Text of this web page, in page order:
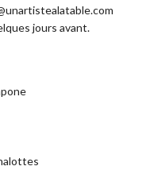
jours avant.